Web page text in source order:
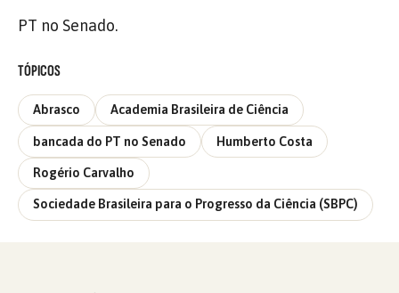
PT no Senado.
TÓPICOS
Abrasco Academia Brasileira de Ciência
bancada do PT no Senado Humberto Costa
Rogério Carvalho
Sociedade Brasileira para o Progresso da Ciência (SBPC)